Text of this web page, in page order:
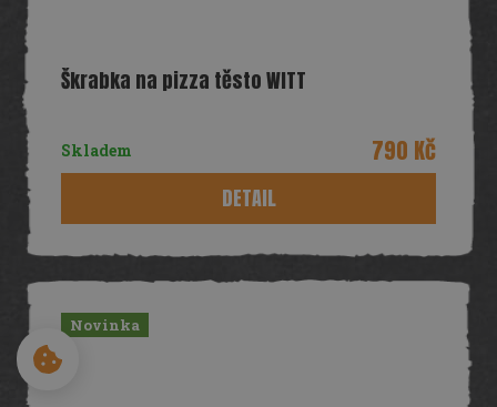
Škrabka na pizza těsto WITT
Skladem 790 Kč
DETAIL
Novinka
Cookies
ZÍSKEJTE
ZÍSKAT SLEVU 100 Kč
minulosti nepřihlásil(a) k odběru newsletteru. Přihlášením
osobních údajů.Lze uplatnit pro objednávku nad 2000 Kč.